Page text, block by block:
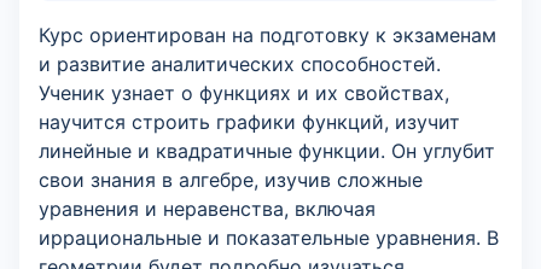
Курс ориентирован на подготовку к экзаменам
и развитие аналитических способностей.
Ученик узнает о функциях и их свойствах,
научится строить графики функций, изучит
линейные и квадратичные функции. Он углубит
свои знания в алгебре, изучив сложные
уравнения и неравенства, включая
иррациональные и показательные уравнения. В